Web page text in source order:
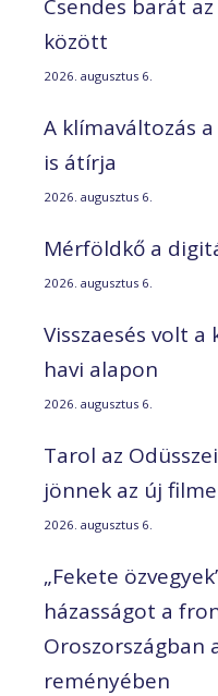
Csendes barát
között
2026. augusztus 6.
A klímaváltozás
is átírja
2026. augusztus 6.
Mérföldkő a
2026. augusztus 6.
Visszaesés volt
havi alapon
2026. augusztus 6.
Tarol az
jönnek az új
2026. augusztus 6.
„Fekete
házasságot a
Oroszországban
reményében